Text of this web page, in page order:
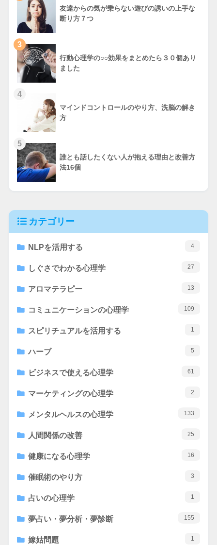
友達からの気が乗らない遊びの誘いの上手な
断り方７つ
3
行動心理学の○○効果をまとめたら３０個あり
ました
4
マインドコントロールのやり方、洗脳の解き
方
5
誰とも話したくない人が抱える理由と改善方
法16個
カテゴリー
NLPを活用する 4
しぐさでわかる心理学 27
アロマテラピー 13
コミュニケーションの心理学 109
スピリチュアルを活用する 1
ハーブ 5
ビジネスで使える心理学 61
マーケティングの心理学 2
メンタルヘルスの心理学 133
人間関係の改善 25
健康になる心理学 16
催眠術のやり方 3
占いの心理学 1
夢占い・夢分析・夢診断 155
嫁姑問題 1